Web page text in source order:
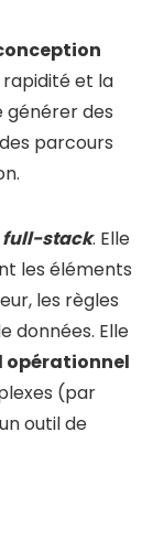
et la
générer des
parcours
full-stack. Elle
les éléments
les règles
données. Elle
opérationnel
(par
outil de